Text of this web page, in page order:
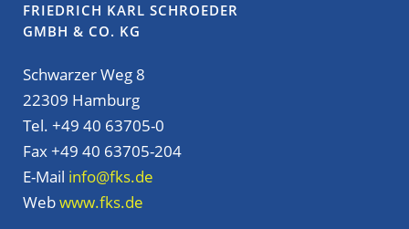
FRIEDRICH KARL SCHROEDER
GMBH & CO. KG
Schwarzer Weg 8
22309 Hamburg
Tel. +49 40 63705-0
Fax +49 40 63705-204
E-Mail info@fks.de
Webwww.fks.de